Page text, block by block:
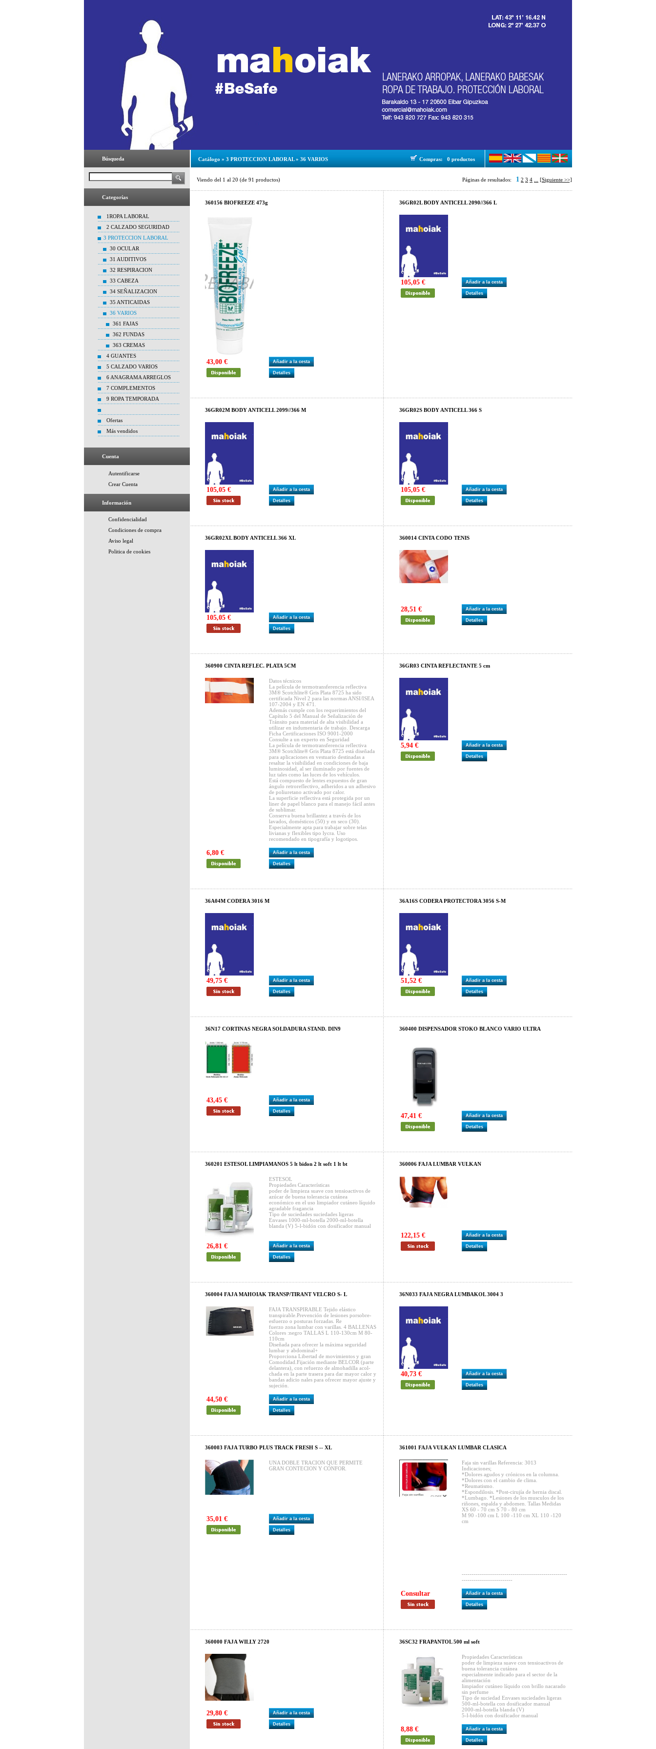
Búsqueda
Categorías
1ROPA LABORAL
2 CALZADO SEGURIDAD
3 PROTECCION LABORAL
30 OCULAR
31 AUDITIVOS
32 RESPIRACION
33 CABEZA
34 SEÑALIZACION
35 ANTICAIDAS
36 VARIOS
361 FAJAS
362 FUNDAS
363 CREMAS
4 GUANTES
5 CALZADO VARIOS
6 ANAGRAMA ARREGLOS
7 COMPLEMENTOS
9 ROPA TEMPORADA
Ofertas
Más vendidos
Cuenta
Autentificarse
Crear Cuenta
Información
Confidencialidad
Condiciones de compra
Aviso legal
Politica de cookies
Catálogo » 3 PROTECCION LABORAL» 36 VARIOS Compras: 0 productos
Viendo del 1 al 20 (de 91 productos) Páginas de resultados: 1 2 3 4 [Siguiente >>]
360156 BIOFREEZE 473g
43,00 € Añadir a la cesta
Detalles
36GR02L BODY ANTICELL 2090//366 L
105,05 € Añadir a la cesta
Detalles
36GR02M BODY ANTICELL 2099//366 M
105,05 € Añadir a la cesta
Detalles
36GR02S BODY ANTICELL 366 S
105,05 € Añadir a la cesta
Detalles
36GR02XL BODY ANTICELL 366 XL
105,05 € Añadir a la cesta
Detalles
360014 CINTA CODO TENIS
28,51 € Añadir a la cesta
Detalles
360900 CINTA REFLEC. PLATA 5CM
Datos técnicos
La película de termotransferencia reflectiva
3M® Scotchlite® Gris Plata 8725 ha sido
certificada Nivel 2 para las normas ANSI/ISEA
107-2004 y EN 471.
Además cumple con los requerimientos del
Capítulo 5 del Manual de Señalización de
Tránsito para material de alta visibilidad a
utilizar en indumentaria de trabajo. Descarga
Ficha Certificaciones ISO 9001-2000
Consulte a un experto en Seguridad
La película de termotransferencia reflectiva
3M® Scotchlite® Gris Plata 8725 está diseñada
para aplicaciones en vestuario destinadas a
resaltar la visibilidad en condiciones de baja
luminosidad, al ser iluminado por fuentes de
luz tales como las luces de los vehículos.
Está compuesto de lentes expuestos de gran
ángulo retroreflectivo, adheridos a un adhesivo
de poliuretano activado por calor.
La superficie reflectiva está protegida por un
liner de papel blanco para el manejo fácil antes
de sublimar.
Conserva buena brillantez a través de los
lavados, domésticos (50) y en seco (30).
Especialmente apta para trabajar sobre telas
livianas y flexibles tipo lycra. Uso
recomendado en tipografía y logotipos.
6,80 € Añadir a la cesta
Detalles
36GR03 CINTA REFLECTANTE 5 cm
5,94 € Añadir a la cesta
Detalles
36A04M CODERA 3016 M
49,75 € Añadir a la cesta
Detalles
36A16S CODERA PROTECTORA 3056 S-M
51,52 € Añadir a la cesta
Detalles
36N17 CORTINAS NEGRA SOLDADURA STAND. DIN9
43,45 € Añadir a la cesta
Detalles
360400 DISPENSADOR STOKO BLANCO VARIO ULTRA
47,41 € Añadir a la cesta
Detalles
360201 ESTESOL LIMPIAMANOS 5 lt bidon 2 lt soft 1 lt bt
ESTESOL
Propiedades Características
poder de limpieza suave con tensioactivos de
azúcar de buena tolerancia cutánea
económico en el uso limpiador cutáneo líquido
agradable fragancia
Tipo de suciedades suciedades ligeras
Envases 1000-ml-botella 2000-ml-botella
blanda (V) 5-l-bidón con dosificador manual
26,81 € Añadir a la cesta
Detalles
360006 FAJA LUMBAR VULKAN
122,15 € Añadir a la cesta
Detalles
360004 FAJA MAHOIAK TRANSP/TIRANT VELCRO S- L
FAJA TRANSPIRABLE Tejido elástico
transpirable.Prevención de lesiones porsobre­
esfuerzo o posturas forzadas. Re­
fuerzo zona lumbar con varillas. 4 BALLENAS
Colores :negro TALLAS L 110-130cm M 80-
110cm
Diseñada para ofrecer la máxima seguridad
lumbar y abdominal+
Proporciona Libertad de movimi­entos y gran
Comodidad.Fijación mediante BELCOR (parte
delantera), con refuerzo de almohadilla acol­
chada en la parte trasera para dar mayor calor y
bandas adicio­ nales para ofrecer mayor ajuste y
sujeción.
44,50 € Añadir a la cesta
Detalles
36N033 FAJA NEGRA LUMBAKOL 3004 3
40,73 € Añadir a la cesta
Detalles
360003 FAJA TURBO PLUS TRACK FRESH S -- XL
UNA DOBLE TRACION QUE PERMITE
GRAN CONTECION Y CONFOR.
35,01 € Añadir a la cesta
Detalles
361001 FAJA VULKAN LUMBAR CLASICA
Faja sin varillas Referencia: 3013
Indicaciones;
*Dolores agudos y crónicos en la columna.
*Dolores con el cambio de clima.
*Reumatismo.
*Espondilosis. *Post-cirujía de hernia discal.
*Lumbago. *Lesiones de los musculos de los
riñones, espalda y abdomen. Tallas Medidas
XS 60 - 70 cm S 70 - 80 cm
M 90 -100 cm L 100 -110 cm XL 110 -120
cm
------------------------------------------------------
--------------------------
Consultar Añadir a la cesta
Detalles
360000 FAJA WILLY 2720
29,80 € Añadir a la cesta
Detalles
36SC32 FRAPANTOL 500 ml soft
Propiedades Características
poder de limpieza suave con tensioactivos de
buena tolerancia cutánea
especialmente indicado para el sector de la
alimentación
limpiador cutáneo líquido con brillo nacarado
sin perfume
Tipo de suciedad Envases suciedades ligeras
500-ml-botella con dosificador manual
2000-ml-botella blanda (V)
5-l-bidón con dosificador manual
8,88 € Añadir a la cesta
Detalles